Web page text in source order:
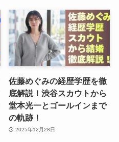
佐藤めぐみの経歴学歴を徹
底解説！渋谷スカウトから
堂本光一とゴールインまで
の軌跡！
2025年12月28日